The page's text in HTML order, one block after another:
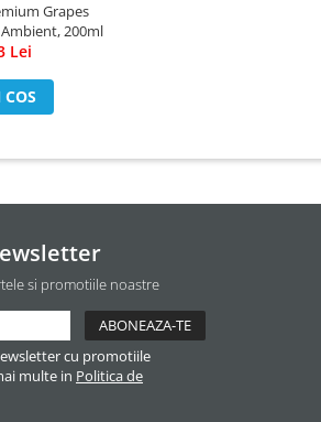
Grapes
200ml
Lei
si promotiile noastre
cu promotiile
multe in Politica de